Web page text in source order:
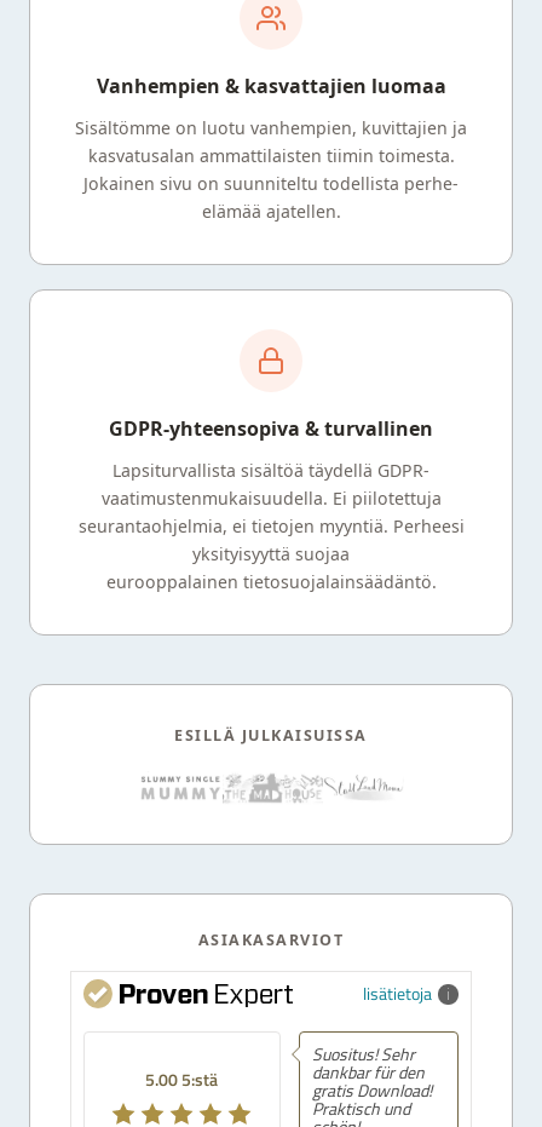
Vanhempien & kasvattajien luomaa
Sisältömme on luotu vanhempien, kuvittajien ja
kasvatusalan ammattilaisten tiimin toimesta.
Jokainen sivu on suunniteltu todellista perhe-
elämää ajatellen.
GDPR-yhteensopiva & turvallinen
Lapsiturvallista sisältöä täydellä GDPR-
vaatimustenmukaisuudella. Ei piilotettuja
seurantaohjelmia, ei tietojen myyntiä. Perheesi
yksityisyyttä suojaa
eurooppalainen tietosuojalainsäädäntö.
ESILLÄ JULKAISUISSA
ASIAKASARVIOT
lisätietoja
5.00 5:stä
Suositus! Sehr
dankbar für den
gratis Download!
Praktisch und